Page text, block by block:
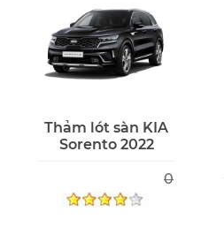
Thảm lót sàn KIA
Sorento 2022
0